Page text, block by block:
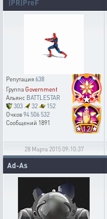
|PR|PreF
12
Репутация638
ГруппаGovernment
Альянс BATTLESTAR
303
32
152
Очков94 506 532
Сообщений 1891
28 Марта 2015 09:10:37
Ad-As